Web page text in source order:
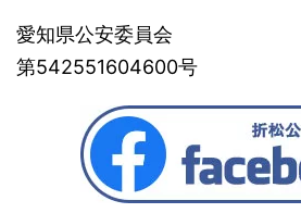
愛知県公安委員会
第542551604600号